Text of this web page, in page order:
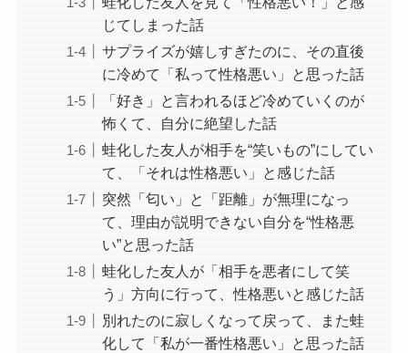
じてしまった話
サプライズが嬉しすぎたのに、その直後
に冷めて「私って性格悪い」と思った話
「好き」と言われるほど冷めていくのが
怖くて、自分に絶望した話
蛙化した友人が相手を“笑いもの”にしてい
て、「それは性格悪い」と感じた話
突然「匂い」と「距離」が無理になっ
て、理由が説明できない自分を“性格悪
い”と思った話
蛙化した友人が「相手を悪者にして笑
う」方向に行って、性格悪いと感じた話
別れたのに寂しくなって戻って、また蛙
化して「私が一番性格悪い」と思った話